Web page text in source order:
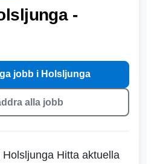
-
jobb i Holsljunga
alla jobb
Hitta aktuella